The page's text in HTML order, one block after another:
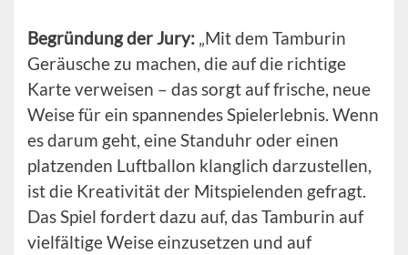
Begründung der Jury: „Mit dem Tamburin
Geräusche zu machen, die auf die richtige
Karte verweisen – das sorgt auf frische, neue
Weise für ein spannendes Spielerlebnis. Wenn
es darum geht, eine Standuhr oder einen
platzenden Luftballon klanglich darzustellen,
ist die Kreativität der Mitspielenden gefragt.
Das Spiel fordert dazu auf, das Tamburin auf
vielfältige Weise einzusetzen und auf